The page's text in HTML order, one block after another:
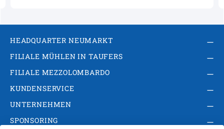
HEADQUARTER NEUMARKT
FILIALE MÜHLEN IN TAUFERS
FILIALE MEZZOLOMBARDO
KUNDENSERVICE
UNTERNEHMEN
SPONSORING